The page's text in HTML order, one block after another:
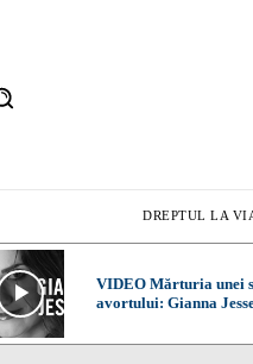
DREPTUL LA
VIDEO Mărturia unei
avortului: Gianna